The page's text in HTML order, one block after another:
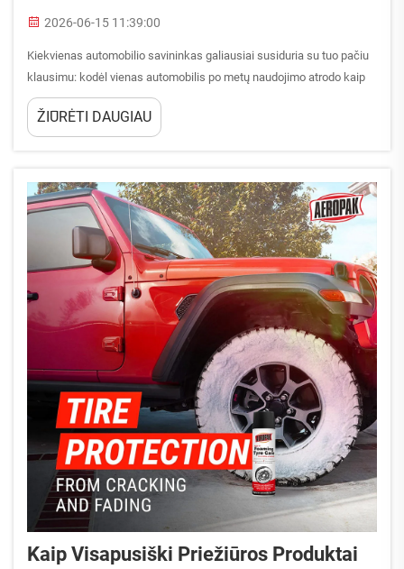
2026-06-15 11:39:00
Kiekvienas automobilio savininkas galiausiai susiduria su tuo pačiu
klausimu: kodėl vienas automobilis po metų naudojimo atrodo kaip
naujas demonstracinis ekземpliorius, o kitas bluksta, praranda
blizgesį ir greitai sensta? Atsakymas beveik visada susijęs su
ŽIŪRĖTI DAUGIAU
Kaip Visapusiški Priežiūros Produktai